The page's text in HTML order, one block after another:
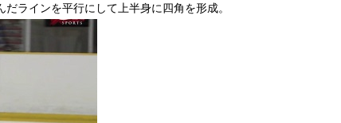
ラインを平行にして上半身に四角を形成。